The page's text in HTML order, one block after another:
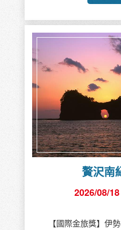
贅沢南
2026/08/18
【國際金旅獎】伊